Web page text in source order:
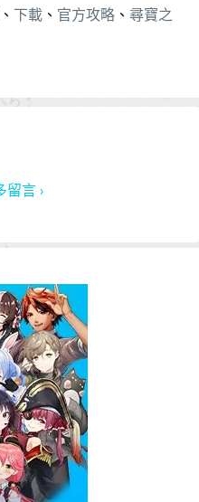
、 下載 、 官方攻略 、 尋寶之
留言 ›